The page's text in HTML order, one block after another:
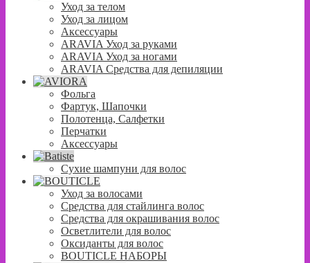
Уход за телом
Уход за лицом
Аксессуары
ARAVIA Уход за руками
ARAVIA Уход за ногами
ARAVIA Средства для депиляции
Фольга
Фартук, Шапочки
Полотенца, Салфетки
Перчатки
Аксессуары
Сухие шампуни для волос
Уход за волосами
Средства для стайлинга волос
Средства для окрашивания волос
Осветлители для волос
Оксиданты для волос
BOUTICLE НАБОРЫ